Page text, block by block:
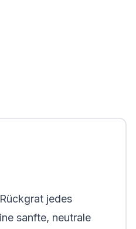
jedes
sanfte, neutrale